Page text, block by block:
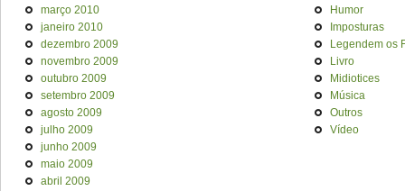
março 2010
janeiro 2010
dezembro 2009
novembro 2009
outubro 2009
setembro 2009
agosto 2009
julho 2009
junho 2009
maio 2009
abril 2009
Humor
Imposturas
Legendem os
Livro
Midiotices
Música
Outros
Vídeo